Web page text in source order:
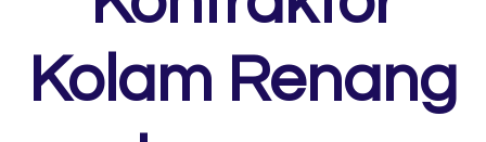
Kolam Renang